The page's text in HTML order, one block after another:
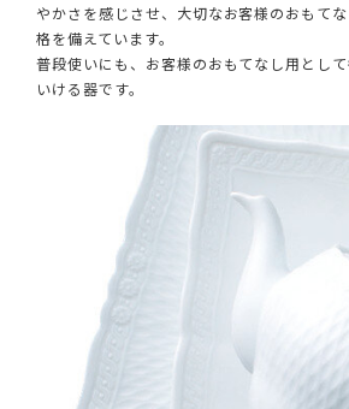
やかさを感じさせ、大切なお客様のおもて
格を備えています。
普段使いにも、お客様のおもてなし用とし
いける器です。